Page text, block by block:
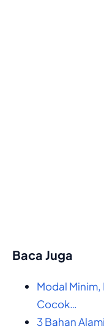
Baca Juga
Modal Minim,
Cocok…
3 Bahan